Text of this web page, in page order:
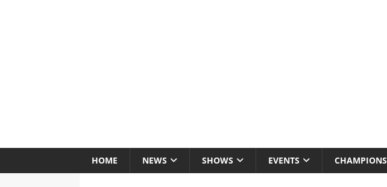
HOME NEWS SHOWS EVENTS CHAMPIONS